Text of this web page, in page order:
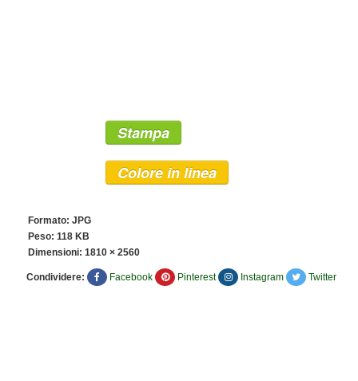
Stampa
Colore in linea
Formato: JPG
Peso: 118 KB
Dimensioni: 1810 × 2560
Condividere: Facebook Pinterest Instagram Twitter